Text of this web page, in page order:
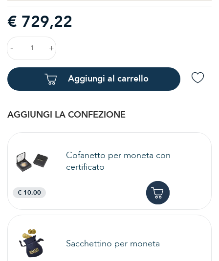
€ 729,22
Aggiungi al carrello
AGGIUNGI LA CONFEZIONE
Cofanetto per moneta con
certificato
€ 10,00
Sacchettino per moneta